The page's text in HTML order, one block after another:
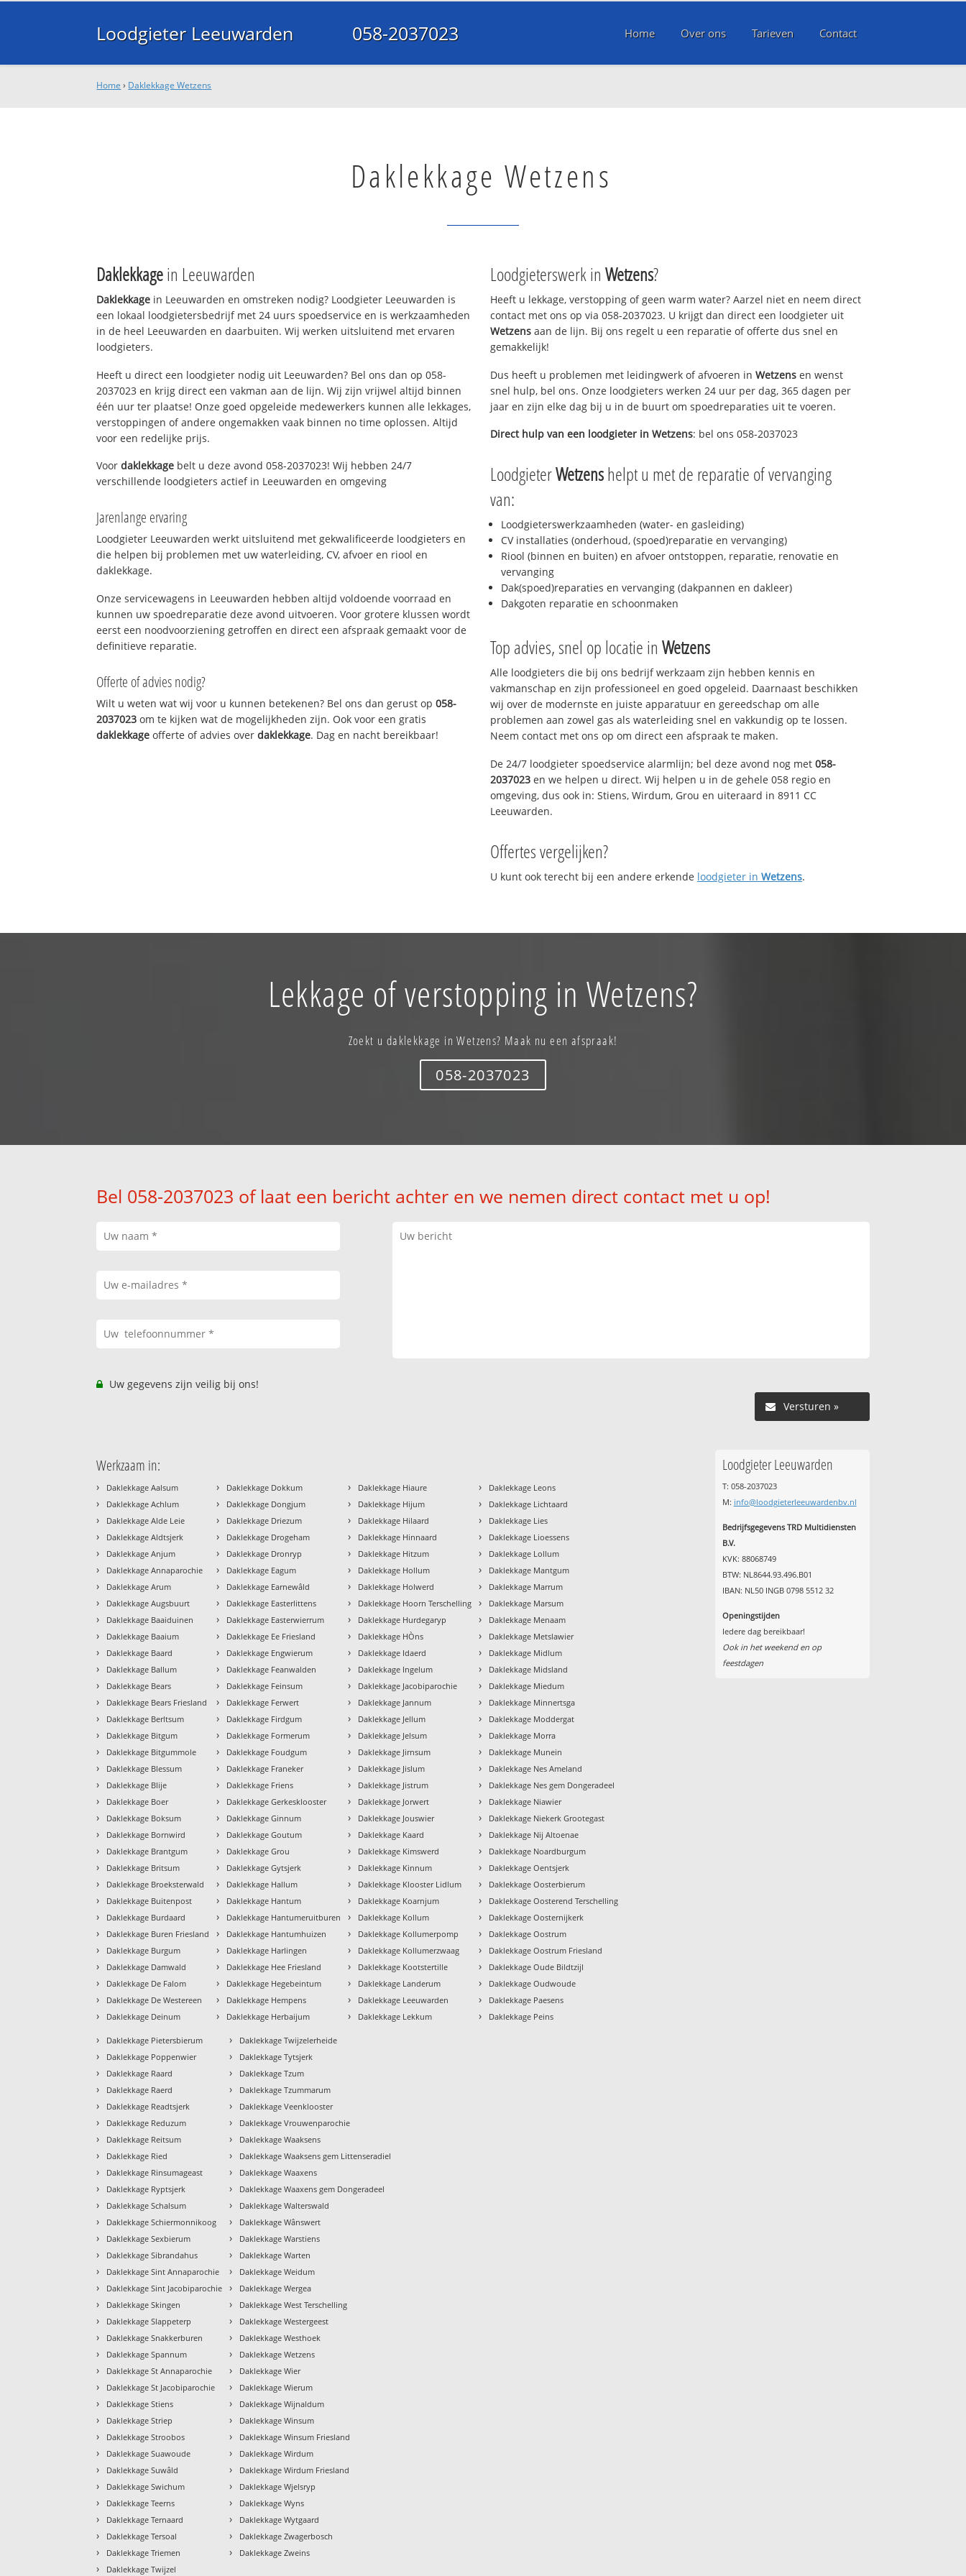
Loodgieter Leeuwarden 058-2037023 Home Over ons Tarieven Contact
Home › Daklekkage Wetzens
Daklekkage Wetzens
Daklekkagein Leeuwarden
Daklekkage in Leeuwarden en omstreken nodig? Loodgieter Leeuwarden is
een lokaal loodgietersbedrijf met 24 uurs spoedservice en is werkzaamheden
in de heel Leeuwarden en daarbuiten. Wij werken uitsluitend met ervaren
loodgieters.
Heeft u direct een loodgieter nodig uit Leeuwarden? Bel ons dan op 058-
2037023 en krijg direct een vakman aan de lijn. Wij zijn vrijwel altijd binnen
één uur ter plaatse! Onze goed opgeleide medewerkers kunnen alle lekkages,
verstoppingen of andere ongemakken vaak binnen no time oplossen. Altijd
voor een redelijke prijs.
Voordaklekkage belt u deze avond 058-2037023! Wij hebben 24/7
verschillende loodgieters actief in Leeuwarden en omgeving
Jarenlange ervaring
Loodgieter Leeuwarden werkt uitsluitend met gekwalificeerde loodgieters en
die helpen bij problemen met uw waterleiding, CV, afvoer en riool en
daklekkage.
Onze servicewagens in Leeuwarden hebben altijd voldoende voorraad en
kunnen uw spoedreparatie deze avond uitvoeren. Voor grotere klussen wordt
eerst een noodvoorziening getroffen en direct een afspraak gemaakt voor de
definitieve reparatie.
Offerte of advies nodig?
Wilt u weten wat wij voor u kunnen betekenen? Bel ons dan gerust op058-
2037023 om te kijken wat de mogelijkheden zijn. Ook voor een gratis
daklekkage offerte of advies overdaklekkage. Dag en nacht bereikbaar!
Loodgieterswerk in Wetzens?
Heeft u lekkage, verstopping of geen warm water? Aarzel niet en neem direct
contact met ons op via 058-2037023. U krijgt dan direct een loodgieter uit
Wetzens aan de lijn. Bij ons regelt u een reparatie of offerte dus snel en
gemakkelijk!
Dus heeft u problemen met leidingwerk of afvoeren in Wetzens en wenst
snel hulp, bel ons. Onze loodgieters werken 24 uur per dag, 365 dagen per
jaar en zijn elke dag bij u in de buurt om spoedreparaties uit te voeren.
Direct hulp van een loodgieter in Wetzens: bel ons 058-2037023
LoodgieterWetzenshelpt u met de reparatie of vervanging
van:
Loodgieterswerkzaamheden (water- en gasleiding)
CV installaties (onderhoud, (spoed)reparatie en vervanging)
Riool (binnen en buiten) en afvoer ontstoppen, reparatie, renovatie en
vervanging
Dak(spoed)reparaties en vervanging (dakpannen en dakleer)
Dakgoten reparatie en schoonmaken
Top advies, snel op locatie in Wetzens
Alle loodgieters die bij ons bedrijf werkzaam zijn hebben kennis en
vakmanschap en zijn professioneel en goed opgeleid. Daarnaast beschikken
wij over de modernste en juiste apparatuur en gereedschap om alle
problemen aan zowel gas als waterleiding snel en vakkundig op te lossen.
Neem contact met ons op om direct een afspraak te maken.
De 24/7 loodgieter spoedservice alarmlijn; bel deze avond nog met 058-
2037023 en we helpen u direct. Wij helpen u in de gehele 058 regio en
omgeving, dus ook in: Stiens, Wirdum, Grou en uiteraard in 8911 CC
Leeuwarden.
Offertes vergelijken?
U kunt ook terecht bij een andere erkende loodgieter in Wetzens.
Lekkage of verstopping in Wetzens?
Zoekt u daklekkage in Wetzens? Maak nu een afspraak!
058-2037023
Bel 058-2037023 of laat een bericht achter en we nemen direct contact met u op!
Uw gegevens zijn veilig bij ons!
Versturen »
Werkzaam in:
› Daklekkage Aalsum
› Daklekkage Achlum
› Daklekkage Alde Leie
› Daklekkage Aldtsjerk
› Daklekkage Anjum
› Daklekkage Annaparochie
› Daklekkage Arum
› Daklekkage Augsbuurt
› Daklekkage Baaiduinen
› Daklekkage Baaium
› Daklekkage Baard
› Daklekkage Ballum
› Daklekkage Bears
› Daklekkage Bears Friesland
› Daklekkage Berltsum
› Daklekkage Bitgum
› Daklekkage Bitgummole
› Daklekkage Blessum
› Daklekkage Blije
› Daklekkage Boer
› Daklekkage Boksum
› Daklekkage Bornwird
› Daklekkage Brantgum
› Daklekkage Britsum
› Daklekkage Broeksterwald
› Daklekkage Buitenpost
› Daklekkage Burdaard
› Daklekkage Buren Friesland
› Daklekkage Burgum
› Daklekkage Damwald
› Daklekkage De Falom
› Daklekkage De Westereen
› Daklekkage Deinum
› Daklekkage Dokkum
› Daklekkage Dongjum
› Daklekkage Driezum
› Daklekkage Drogeham
› Daklekkage Dronryp
› Daklekkage Eagum
› Daklekkage Earnewâld
› Daklekkage Easterlittens
› Daklekkage Easterwierrum
› Daklekkage Ee Friesland
› Daklekkage Engwierum
› Daklekkage Feanwalden
› Daklekkage Feinsum
› Daklekkage Ferwert
› Daklekkage Firdgum
› Daklekkage Formerum
› Daklekkage Foudgum
› Daklekkage Franeker
› Daklekkage Friens
› Daklekkage Gerkesklooster
› Daklekkage Ginnum
› Daklekkage Goutum
› Daklekkage Grou
› Daklekkage Gytsjerk
› Daklekkage Hallum
› Daklekkage Hantum
› Daklekkage Hantumeruitburen
› Daklekkage Hantumhuizen
› Daklekkage Harlingen
› Daklekkage Hee Friesland
› Daklekkage Hegebeintum
› Daklekkage Hempens
› Daklekkage Herbaijum
› Daklekkage Hiaure
› Daklekkage Hijum
› Daklekkage Hilaard
› Daklekkage Hinnaard
› Daklekkage Hitzum
› Daklekkage Hollum
› Daklekkage Holwerd
› Daklekkage Hoorn Terschelling
› Daklekkage Hurdegaryp
› Daklekkage HÒns
› Daklekkage Idaerd
› Daklekkage Ingelum
› Daklekkage Jacobiparochie
› Daklekkage Jannum
› Daklekkage Jellum
› Daklekkage Jelsum
› Daklekkage Jirnsum
› Daklekkage Jislum
› Daklekkage Jistrum
› Daklekkage Jorwert
› Daklekkage Jouswier
› Daklekkage Kaard
› Daklekkage Kimswerd
› Daklekkage Kinnum
› Daklekkage Klooster Lidlum
› Daklekkage Koarnjum
› Daklekkage Kollum
› Daklekkage Kollumerpomp
› Daklekkage Kollumerzwaag
› Daklekkage Kootstertille
› Daklekkage Landerum
› Daklekkage Leeuwarden
› Daklekkage Lekkum
› Daklekkage Leons
› Daklekkage Lichtaard
› Daklekkage Lies
› Daklekkage Lioessens
› Daklekkage Lollum
› Daklekkage Mantgum
› Daklekkage Marrum
› Daklekkage Marsum
› Daklekkage Menaam
› Daklekkage Metslawier
› Daklekkage Midlum
› Daklekkage Midsland
› Daklekkage Miedum
› Daklekkage Minnertsga
› Daklekkage Moddergat
› Daklekkage Morra
› Daklekkage Munein
› Daklekkage Nes Ameland
› Daklekkage Nes gem Dongeradeel
› Daklekkage Niawier
› Daklekkage Niekerk Grootegast
› Daklekkage Nij Altoenae
› Daklekkage Noardburgum
› Daklekkage Oentsjerk
› Daklekkage Oosterbierum
› Daklekkage Oosterend Terschelling
› Daklekkage Oosternijkerk
› Daklekkage Oostrum
› Daklekkage Oostrum Friesland
› Daklekkage Oude Bildtzijl
› Daklekkage Oudwoude
› Daklekkage Paesens
› Daklekkage Peins
› Daklekkage Pietersbierum
› Daklekkage Poppenwier
› Daklekkage Raard
› Daklekkage Raerd
› Daklekkage Readtsjerk
› Daklekkage Reduzum
› Daklekkage Reitsum
› Daklekkage Ried
› Daklekkage Rinsumageast
› Daklekkage Ryptsjerk
› Daklekkage Schalsum
› Daklekkage Schiermonnikoog
› Daklekkage Sexbierum
› Daklekkage Sibrandahus
› Daklekkage Sint Annaparochie
› Daklekkage Sint Jacobiparochie
› Daklekkage Skingen
› Daklekkage Slappeterp
› Daklekkage Snakkerburen
› Daklekkage Spannum
› Daklekkage St Annaparochie
› Daklekkage St Jacobiparochie
› Daklekkage Stiens
› Daklekkage Striep
› Daklekkage Stroobos
› Daklekkage Suawoude
› Daklekkage Suwâld
› Daklekkage Swichum
› Daklekkage Teerns
› Daklekkage Ternaard
› Daklekkage Tersoal
› Daklekkage Triemen
› Daklekkage Twijzel
› Daklekkage Twijzelerheide
› Daklekkage Tytsjerk
› Daklekkage Tzum
› Daklekkage Tzummarum
› Daklekkage Veenklooster
› Daklekkage Vrouwenparochie
› Daklekkage Waaksens
› Daklekkage Waaksens gem Littenseradiel
› Daklekkage Waaxens
› Daklekkage Waaxens gem Dongeradeel
› Daklekkage Walterswald
› Daklekkage Wânswert
› Daklekkage Warstiens
› Daklekkage Warten
› Daklekkage Weidum
› Daklekkage Wergea
› Daklekkage West Terschelling
› Daklekkage Westergeest
› Daklekkage Westhoek
› Daklekkage Wetzens
› Daklekkage Wier
› Daklekkage Wierum
› Daklekkage Wijnaldum
› Daklekkage Winsum
› Daklekkage Winsum Friesland
› Daklekkage Wirdum
› Daklekkage Wirdum Friesland
› Daklekkage Wjelsryp
› Daklekkage Wyns
› Daklekkage Wytgaard
› Daklekkage Zwagerbosch
› Daklekkage Zweins
Loodgieter Leeuwarden
T: 058-2037023
M: info@loodgieterleeuwardenbv.nl
Bedrijfsgegevens TRD Multidiensten
B.V.
KVK: 88068749
BTW: NL8644.93.496.B01
IBAN: NL50 INGB 0798 5512 32
Openingstijden
Iedere dag bereikbaar!
Ook in het weekend en op
feestdagen